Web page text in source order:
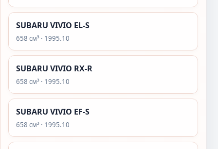
SUBARU VIVIO EL-S
658 см³ · 1995.10
SUBARU VIVIO RX-R
658 см³ · 1995.10
SUBARU VIVIO EF-S
658 см³ · 1995.10